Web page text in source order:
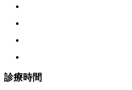
診療時間